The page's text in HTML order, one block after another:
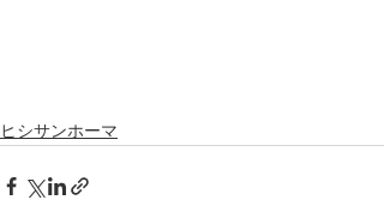
ヒシサンホーマ